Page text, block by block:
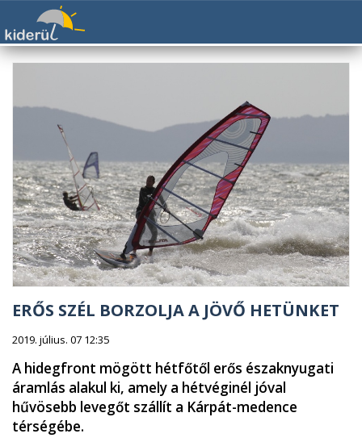
ERŐS SZÉL BORZOLJA A JÖVŐ HETÜNKET
2019. július. 07 12:35
A hidegfront mögött hétfőtől erős északnyugati
áramlás alakul ki, amely a hétvéginél jóval
hűvösebb levegőt szállít a Kárpát-medence
térségébe.